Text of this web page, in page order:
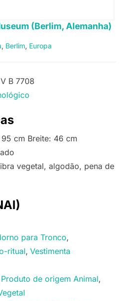
(Berlim, Alemanha)
Berlim Europa
V B 7708
95 cm Breite: 46 cm
vegetal, algodão, pena de
para Tronco
ritual Vestimenta
Produto de origem Animal